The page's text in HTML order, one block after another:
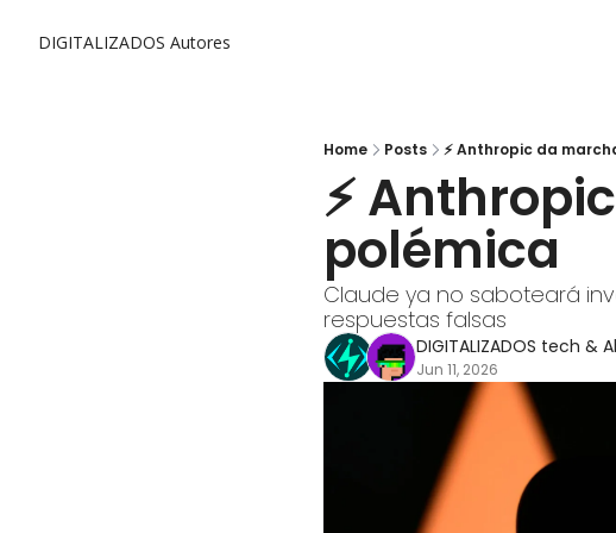
DIGITALIZADOS Autores
Home Posts ⚡ Anthropic da
⚡
polémica
Claude ya no saboteará
respuestas falsas
DIGITALIZADOS tech &
Jun 11, 2026